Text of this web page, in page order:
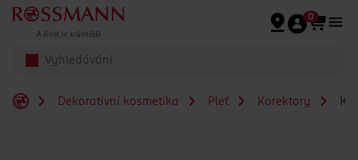
Přeskočit na hlavmní obsah
0
Dekorativní kosmetika Pleť Korektory